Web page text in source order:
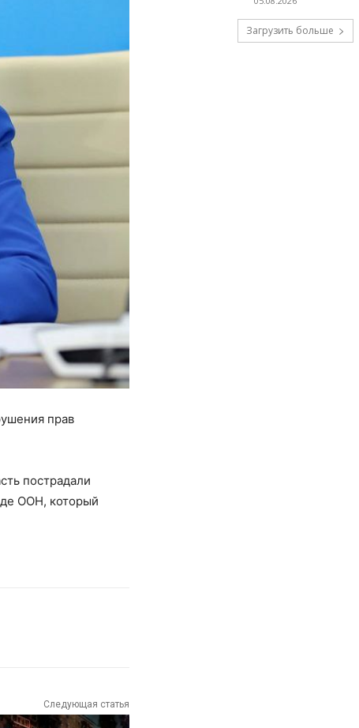
прав
пострадали
ООН, который
Следующая статья
Загрузить больше